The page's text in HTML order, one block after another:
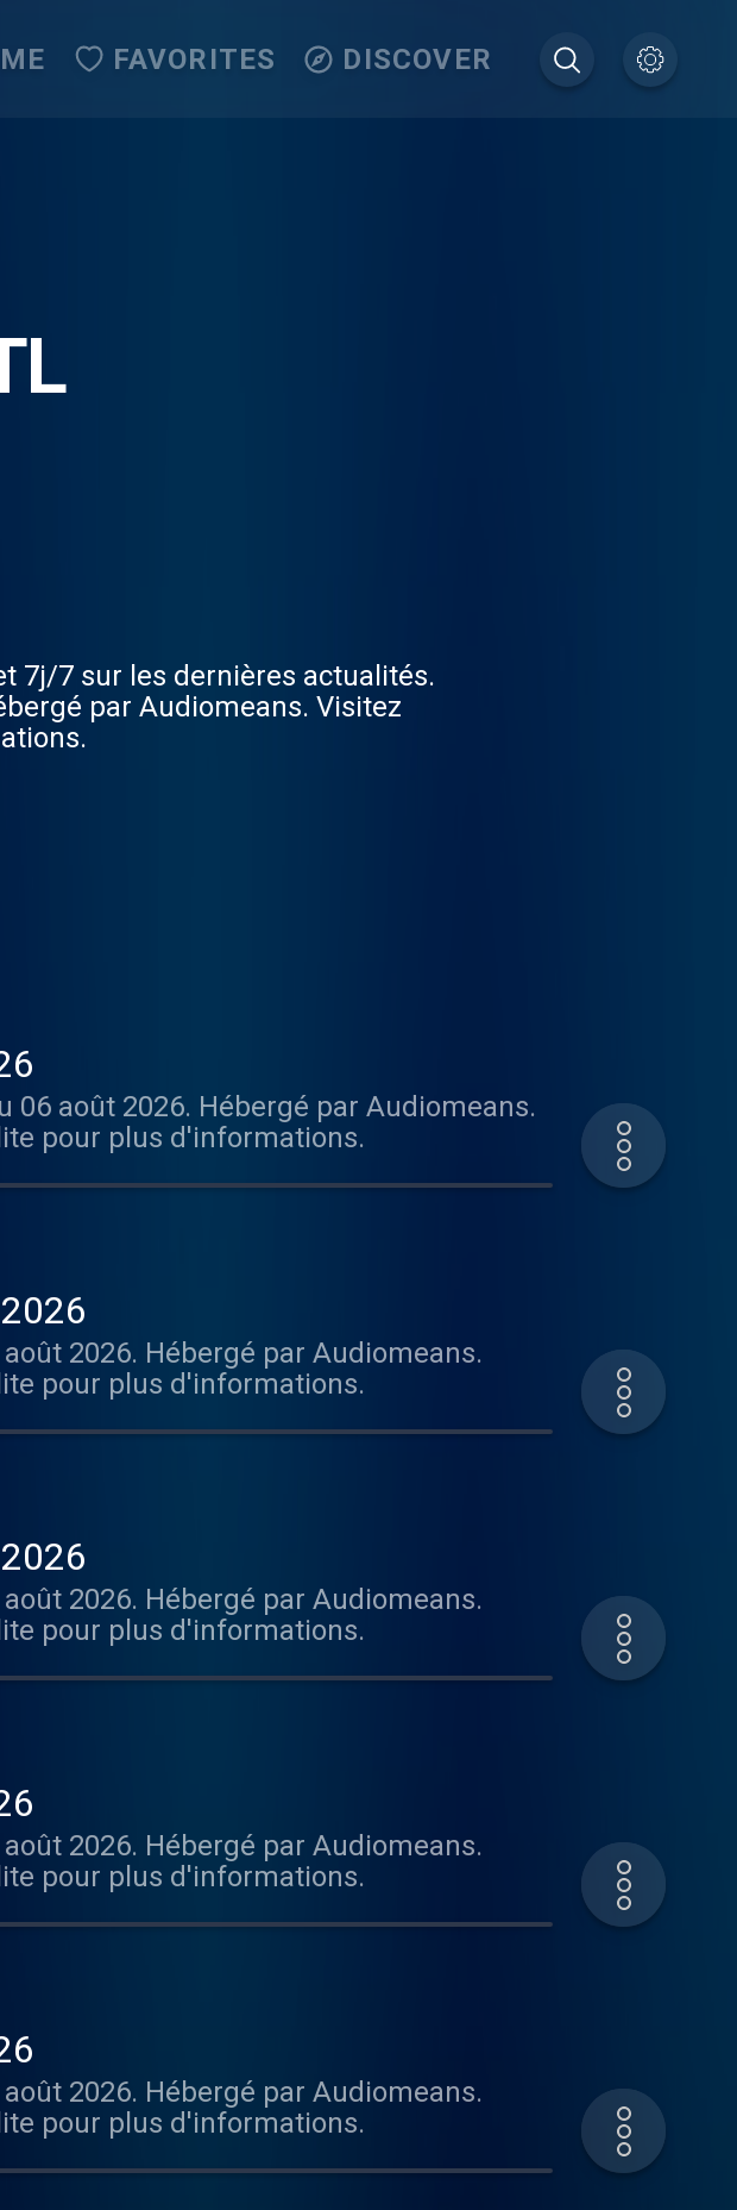
FAVORITES DISCOVER
7j/7 sur les dernières actualités.
par Audiomeans. Visitez
06 août 2026. Hébergé par Audiomeans.
pour plus d'informations.
2026. Hébergé par Audiomeans.
pour plus d'informations.
2026. Hébergé par Audiomeans.
pour plus d'informations.
2026. Hébergé par Audiomeans.
pour plus d'informations.
2026. Hébergé par Audiomeans.
pour plus d'informations.